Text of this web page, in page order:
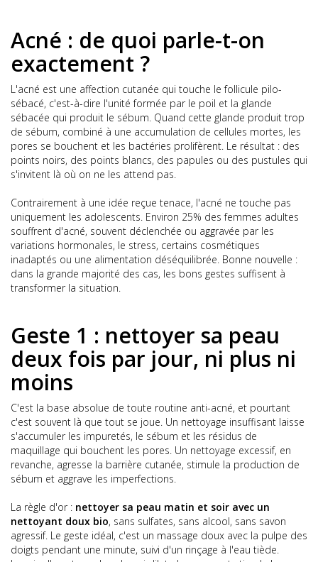
Acné : de quoi parle-t-on
exactement ?
L'acné est une affection cutanée qui touche le follicule pilo-
sébacé, c'est-à-dire l'unité formée par le poil et la glande
sébacée qui produit le sébum. Quand cette glande produit trop
de sébum, combiné à une accumulation de cellules mortes, les
pores se bouchent et les bactéries prolifèrent. Le résultat : des
points noirs, des points blancs, des papules ou des pustules qui
s'invitent là où on ne les attend pas.
Contrairement à une idée reçue tenace, l'acné ne touche pas
uniquement les adolescents. Environ 25% des femmes adultes
souffrent d'acné, souvent déclenchée ou aggravée par les
variations hormonales, le stress, certains cosmétiques
inadaptés ou une alimentation déséquilibrée. Bonne nouvelle :
dans la grande majorité des cas, les bons gestes suffisent à
transformer la situation.
Geste 1 : nettoyer sa peau
deux fois par jour, ni plus ni
moins
C'est la base absolue de toute routine anti-acné, et pourtant
c'est souvent là que tout se joue. Un nettoyage insuffisant laisse
s'accumuler les impuretés, le sébum et les résidus de
maquillage qui bouchent les pores. Un nettoyage excessif, en
revanche, agresse la barrière cutanée, stimule la production de
sébum et aggrave les imperfections.
La règle d'or : nettoyer sa peau matin et soir avec un
nettoyant doux bio, sans sulfates, sans alcool, sans savon
agressif. Le geste idéal, c'est un massage doux avec la pulpe des
doigts pendant une minute, suivi d'un rinçage à l'eau tiède.